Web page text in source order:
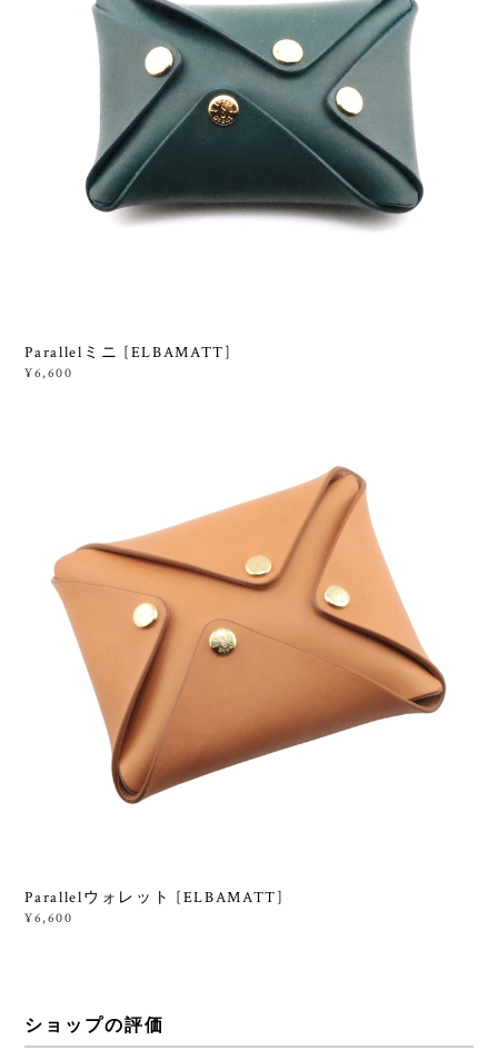
Parallelミニ [ELBAMATT]
¥6,600
Parallelウォレット [ELBAMATT]
¥6,600
ショップの評価